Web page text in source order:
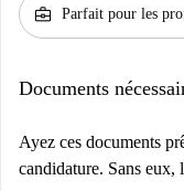
business_center Parfait pour les
Documents
Ayez ces documents
candidature. Sans eux,